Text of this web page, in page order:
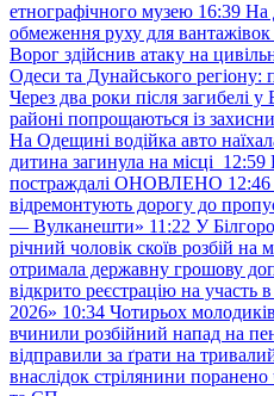
етнографічного музею 16:39 На
обмеження руху для
Ворог здійснив атаку на
Одеси та Дунайського
Через два роки після загибелі
районі попрощаються із
На Одещині водійка авто
дитина загинула на місці 12:59
постраждалі ОНОВЛЕНО 12:46
відремонтують дорогу до
— Вулканешти» 11:22 У
річний чоловік скоїв розбій на
отримала державну грошову
відкрито реєстрацію на участь
2026» 10:34 Чотирьох молодиків
вчинили розбійний напад на
відправили за ґрати на
внаслідок стрілянини